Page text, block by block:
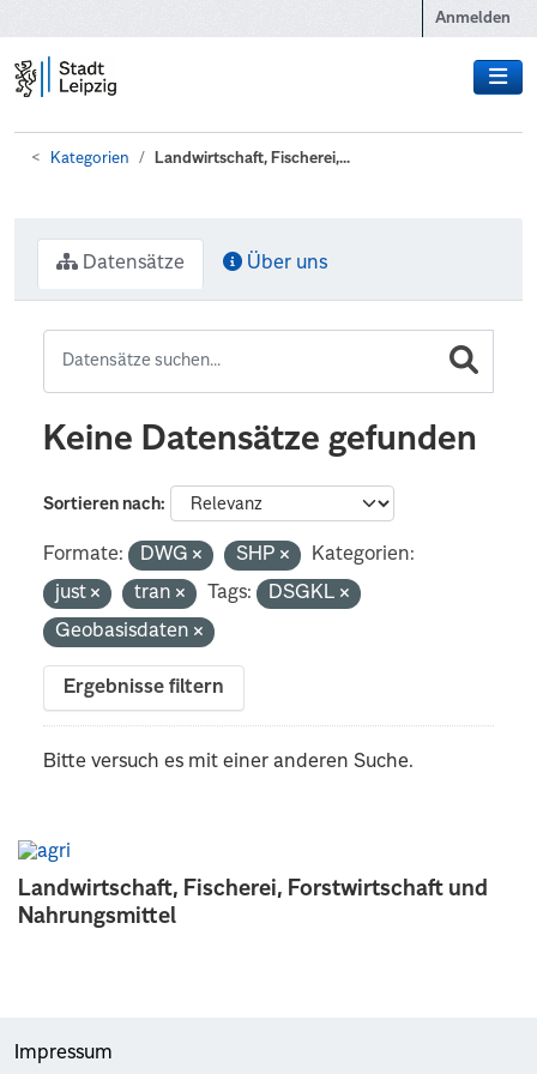
Anmelden
Kategorien Landwirtschaft, Fischerei,...
Landwirtschaft, Fischerei, Forstwirtschaft und
Nahrungsmittel
Datensätze Über uns
Keine Datensätze gefunden
Sortieren nach
Formate: DWG SHP
Kategorien:
just
tran Tags:
DSGKL
Geobasisdaten
Ergebnisse filtern
Bitte versuch es mit einer anderen Suche.
Impressum